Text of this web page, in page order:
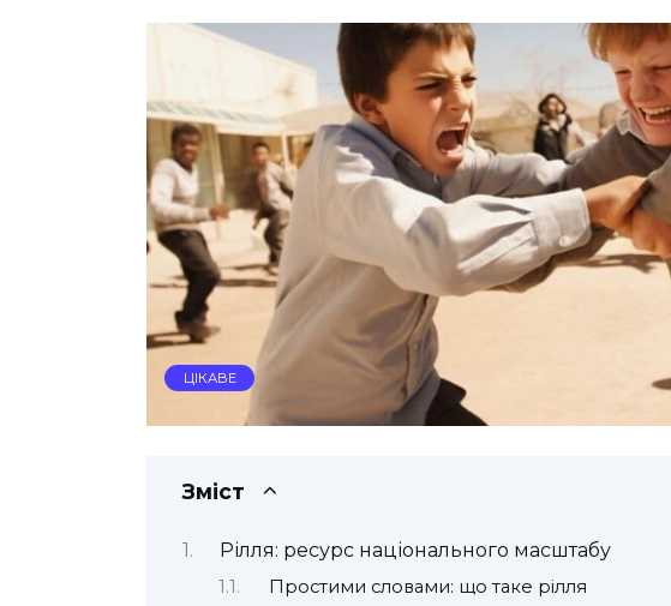
ЦІКАВЕ
Зміст
Рілля: ресурс національного масштабу
Простими словами: що таке рілля